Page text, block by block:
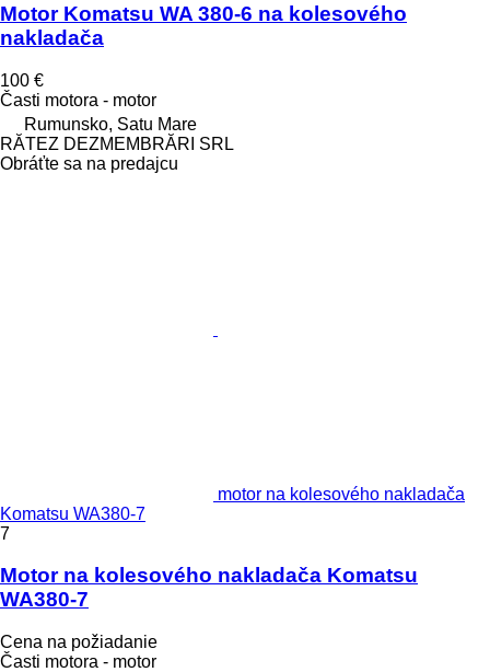
Motor Komatsu WA 380-6 na kolesového
nakladača
100 €
Časti motora - motor
Rumunsko, Satu Mare
RĂTEZ DEZMEMBRĂRI SRL
Obráťte sa na predajcu
motor na kolesového nakladača
Komatsu WA380-7
7
Motor na kolesového nakladača Komatsu
WA380-7
Cena na požiadanie
Časti motora - motor